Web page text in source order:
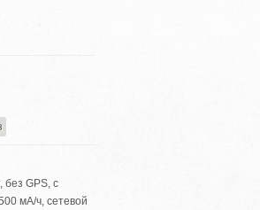
GPS, с
мА/ч, сетевой